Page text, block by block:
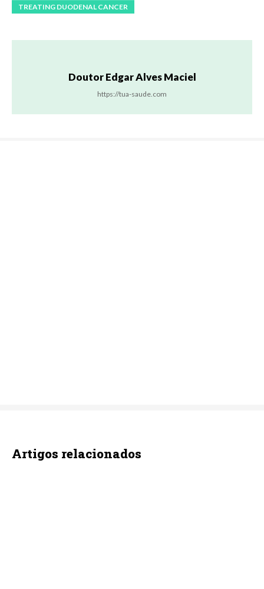
TREATING DUODENAL CANCER
Doutor Edgar Alves Maciel
https://tua-saude.com
Artigos relacionados